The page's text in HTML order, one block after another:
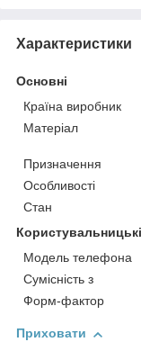
Характеристики
Основні
Країна виробник
Матеріал
Призначення
Особливості
Стан
Модель телефона
Сумісність з
Форм-фактор
Приховати